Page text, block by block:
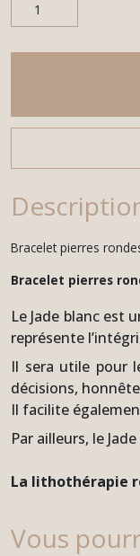
Bracelet pierres
Bracelet pierres
Le Jade blanc est
représente
Il sera utile pour
décisions,
Il facilite
Par ailleurs, le
La lithothérapie
Vous